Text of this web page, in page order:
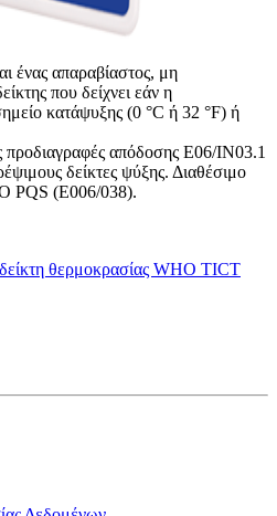
ένας απαραβίαστος, μη
που δείχνει εάν η
κατάψυξης (0 °C ή 32 °F) ή
προδιαγραφές απόδοσης E06/IN03.1
δείκτες ψύξης. Διαθέσιμο
PQS (E006/038).
θερμοκρασίας WHO TICT